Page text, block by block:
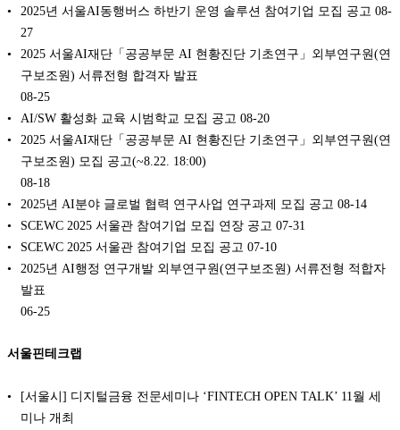
2025년 서울AI동행버스 하반기 운영 솔루션 참여기업 모집 공고 08-
27
2025 서울AI재단「공공부문 AI 현황진단 기초연구」외부연구원(연
구보조원) 서류전형 합격자 발표
08-25
AI/SW 활성화 교육 시범학교 모집 공고 08-20
2025 서울AI재단「공공부문 AI 현황진단 기초연구」외부연구원(연
구보조원) 모집 공고(~8.22. 18:00)
08-18
2025년 AI분야 글로벌 협력 연구사업 연구과제 모집 공고 08-14
SCEWC 2025 서울관 참여기업 모집 연장 공고 07-31
SCEWC 2025 서울관 참여기업 모집 공고 07-10
2025년 AI행정 연구개발 외부연구원(연구보조원) 서류전형 적합자
발표
06-25
서울핀테크랩
[서울시] 디지털금융 전문세미나 ‘FINTECH OPEN TALK’ 11월 세
미나 개최